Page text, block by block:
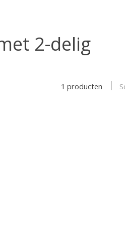
2-delig
1 producten